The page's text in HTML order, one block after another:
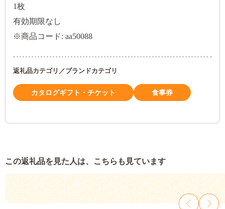
1枚
有効期限なし
※商品コード: aa50088
返礼品カテゴリ／ブランドカテゴリ
カタログギフト・チケット 食事券
この返礼品を見た人は、こちらも見ています